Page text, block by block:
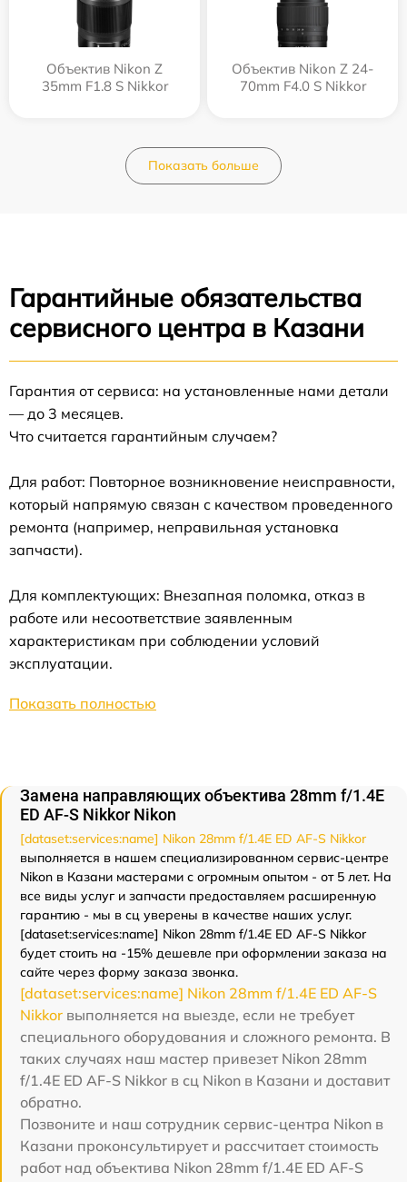
Объектив Nikon Z
35mm F1.8 S Nikkor
Объектив Nikon Z 24-
70mm F4.0 S Nikkor
Показать больше
Гарантийные обязательства
сервисного центра в Казани
Гарантия от сервиса: на установленные нами детали
— до 3 месяцев.
Что считается гарантийным случаем?
Для работ: Повторное возникновение неисправности,
который напрямую связан с качеством проведенного
ремонта (например, неправильная установка
запчасти).
Для комплектующих: Внезапная поломка, отказ в
работе или несоответствие заявленным
характеристикам при соблюдении условий
эксплуатации.
Показать полностью
Замена направляющих объектива 28mm f/1.4E
ED AF-S Nikkor Nikon
[dataset:services:name] Nikon 28mm f/1.4E ED AF-S Nikkor
выполняется в нашем специализированном сервис-центре
Nikon в Казани мастерами с огромным опытом - от 5 лет. На
все виды услуг и запчасти предоставляем расширенную
гарантию - мы в сц уверены в качестве наших услуг.
[dataset:services:name] Nikon 28mm f/1.4E ED AF-S Nikkor
будет стоить на -15% дешевле при оформлении заказа на
сайте через форму заказа звонка.
[dataset:services:name] Nikon 28mm f/1.4E ED AF-S
Nikkor выполняется на выезде, если не требует
специального оборудования и сложного ремонта. В
таких случаях наш мастер привезет Nikon 28mm
f/1.4E ED AF-S Nikkor в сц Nikon в Казани и доставит
обратно.
Позвоните и наш сотрудник сервис-центра Nikon в
Казани проконсультирует и рассчитает стоимость
работ над объектива Nikon 28mm f/1.4E ED AF-S